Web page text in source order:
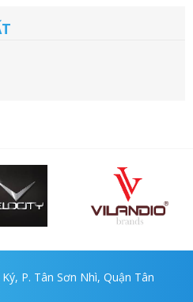
P. Tân Sơn Nhì, Quận Tân